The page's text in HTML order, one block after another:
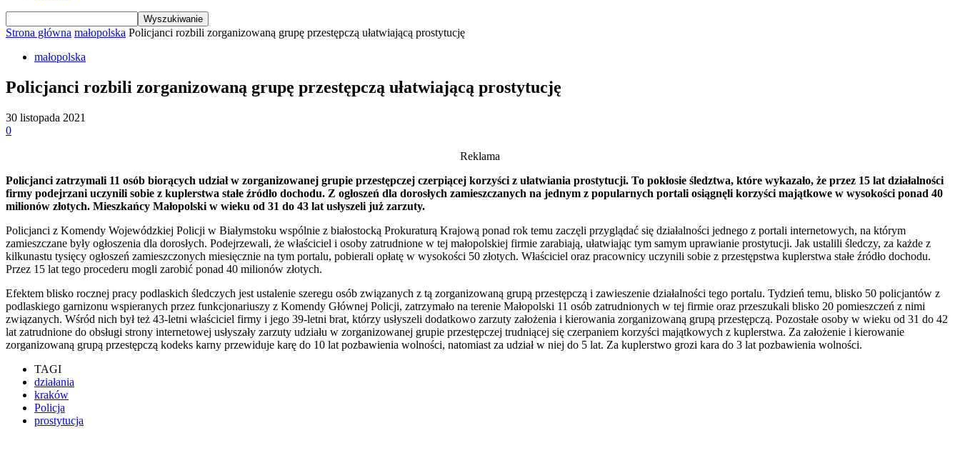
Strona główna małopolska Policjanci rozbili zorganizowaną grupę przestępczą ułatwiającą prostytucję
małopolska
Policjanci rozbili zorganizowaną grupę przestępczą ułatwiającą prostytucję
30 listopada 2021
0
Reklama
Policjanci zatrzymali 11 osób biorących udział w zorganizowanej grupie przestępczej czerpiącej korzyści z ułatwiania prostytucji. To pokłosie śledztwa, które wykazało, że przez 15 lat działalności
firmy podejrzani uczynili sobie z kuplerstwa stałe źródło dochodu. Z ogłoszeń dla dorosłych zamieszczanych na jednym z popularnych portali osiągnęli korzyści majątkowe w wysokości ponad 40
milionów złotych. Mieszkańcy Małopolski w wieku od 31 do 43 lat usłyszeli już zarzuty.
Policjanci z Komendy Wojewódzkiej Policji w Białymstoku wspólnie z białostocką Prokuraturą Krajową ponad rok temu zaczęli przyglądać się działalności jednego z portali internetowych, na którym
zamieszczane były ogłoszenia dla dorosłych. Podejrzewali, że właściciel i osoby zatrudnione w tej małopolskiej firmie zarabiają, ułatwiając tym samym uprawianie prostytucji. Jak ustalili śledczy, za każde z
kilkunastu tysięcy ogłoszeń zamieszczonych miesięcznie na tym portalu, pobierali opłatę w wysokości 50 złotych. Właściciel oraz pracownicy uczynili sobie z przestępstwa kuplerstwa stałe źródło dochodu.
Przez 15 lat tego procederu mogli zarobić ponad 40 milionów złotych.
Efektem blisko rocznej pracy podlaskich śledczych jest ustalenie szeregu osób związanych z tą zorganizowaną grupą przestępczą i zawieszenie działalności tego portalu. Tydzień temu, blisko 50 policjantów z
podlaskiego garnizonu wspieranych przez funkcjonariuszy z Komendy Głównej Policji, zatrzymało na terenie Małopolski 11 osób zatrudnionych w tej firmie oraz przeszukali blisko 20 pomieszczeń z nimi
związanych. Wśród nich był też 43-letni właściciel firmy i jego 39-letni brat, którzy usłyszeli dodatkowo zarzuty założenia i kierowania zorganizowaną grupą przestępczą. Pozostałe osoby w wieku od 31 do 42
lat zatrudnione do obsługi strony internetowej usłyszały zarzuty udziału w zorganizowanej grupie przestępczej trudniącej się czerpaniem korzyści majątkowych z kuplerstwa. Za założenie i kierowanie
zorganizowaną grupą przestępczą kodeks karny przewiduje karę do 10 lat pozbawienia wolności, natomiast za udział w niej do 5 lat. Za kuplerstwo grozi kara do 3 lat pozbawienia wolności.
TAGI
działania
kraków
Policja
prostytucja